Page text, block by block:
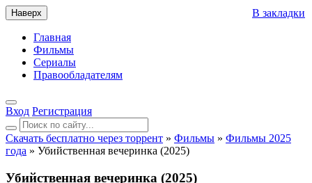
Наверх
Главная
Фильмы
Сериалы
Правообладателям
Вход Регистрация
Скачать бесплатно через торрент » Фильмы » Фильмы 2025
года » Убийственная вечеринка (2025)
Убийственная вечеринка (2025)
В закладки